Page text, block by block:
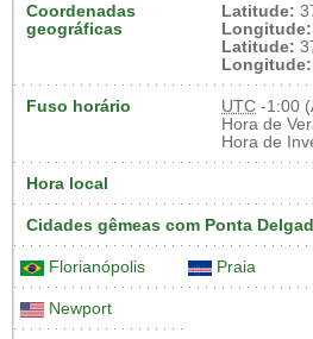
Coordenadas
geográficas
Latitude:
Longitude:
Latitude:
Longitude:
Fuso horário UTC -1:00
Hora de
Hora de
Hora local
Cidades gêmeas com Ponta
Florianópolis Praia
Newport